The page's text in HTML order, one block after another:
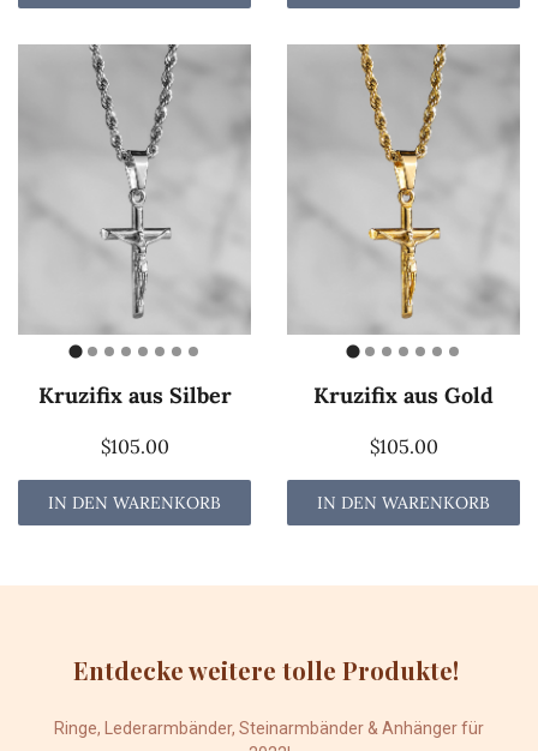
Kruzifix aus Silber
$105.00
IN DEN WARENKORB
Kruzifix aus Gold
$105.00
IN DEN WARENKORB
Entdecke weitere tolle Produkte!
Ringe, Lederarmbänder, Steinarmbänder & Anhänger für